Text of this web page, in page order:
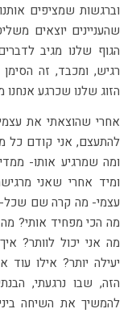
וברגשות שמציפים
שהעניינים יוצאים
הגוף שלנו מגיב
רגיש, ומכבד, זה
הזוג שלנו שכרגע
אחרי שהוצאתי את
להתעצם, אני קודם כל
ומה שמרגיע אותו-
ומיד אחרי שאני
עצמי- מה קרה שם שכל-
מה הכי מפחיד אותי?
מה אני יכול לוותר?
יעילה יותר? אילו עוד
הזה, שבו נרגעתי,
להמשיך את השיחה